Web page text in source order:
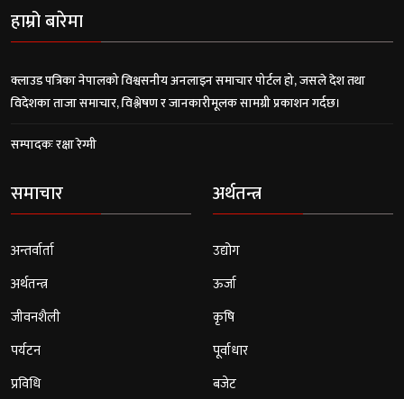
हाम्रो बारेमा
क्लाउड पत्रिका नेपालको विश्वसनीय अनलाइन समाचार पोर्टल हो, जसले देश तथा
विदेशका ताजा समाचार, विश्लेषण र जानकारीमूलक सामग्री प्रकाशन गर्दछ।
सम्पादकः रक्षा रेग्मी
समाचार
अन्तर्वार्ता
अर्थतन्त्र
जीवनशैली
पर्यटन
प्रविधि
अर्थतन्त्र
उद्योग
ऊर्जा
कृषि
पूर्वाधार
बजेट